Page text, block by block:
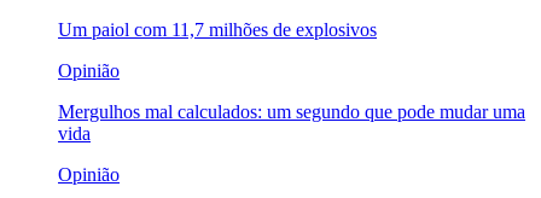
Um paiol com 11,7 milhões de explosivos
Opinião
Mergulhos mal calculados: um segundo que pode mudar uma
vida
Opinião